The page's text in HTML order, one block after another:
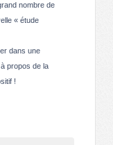
nombre de
« étude
dans une
propos de la
!